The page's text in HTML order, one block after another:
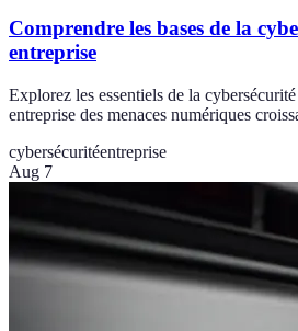
Comprendre les bases de la
entreprise
Explorez les essentiels de la
entreprise des menaces numériques
cybersécuritéentreprise
Aug 7